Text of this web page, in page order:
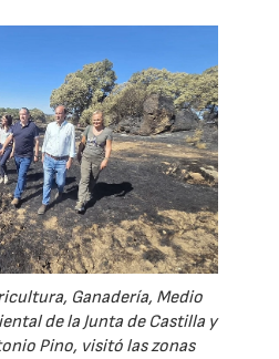
Ganadería, Medio
de la Junta de Castilla y
Pino, visitó las zonas